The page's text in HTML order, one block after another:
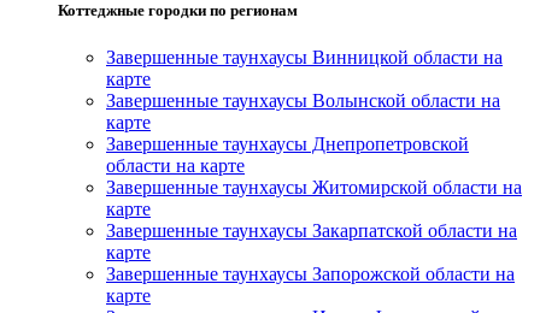
Коттеджные городки по регионам
Завершенные таунхаусы Винницкой области на
карте
Завершенные таунхаусы Волынской области на
карте
Завершенные таунхаусы Днепропетровской
области на карте
Завершенные таунхаусы Житомирской области на
карте
Завершенные таунхаусы Закарпатской области на
карте
Завершенные таунхаусы Запорожской области на
карте